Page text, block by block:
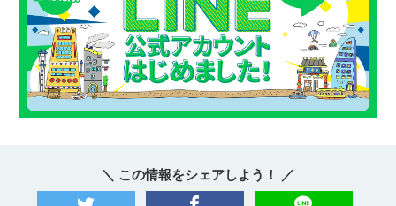
＼ この情報をシェアしよう！ ／